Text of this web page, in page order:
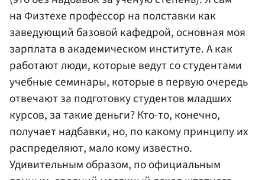
на Физтехе профессор на полставки как
заведующий базовой кафедрой, основная моя
зарплата в академическом институте. А как
работают люди, которые ведут со студентами
учебные семинары, которые в первую очередь
отвечают за подготовку студентов младших
курсов, за такие деньги? Кто-то, конечно,
получает надбавки, но, по какому принципу их
распределяют, мало кому известно.
Удивительным образом, по официальным